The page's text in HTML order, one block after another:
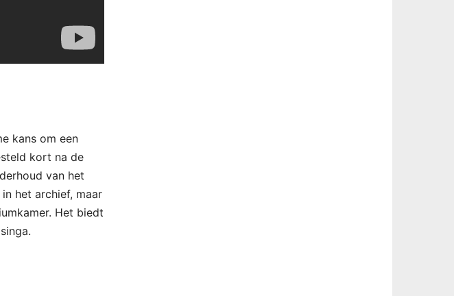
kans om een
kort na de
van het
het archief, maar
Het biedt